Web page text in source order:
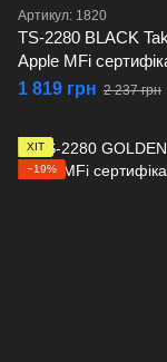
Артикул: 1820
TS-2280 BLACK
Apple MFi
1 819 грн 2 237 грн
ХІТ
−19%